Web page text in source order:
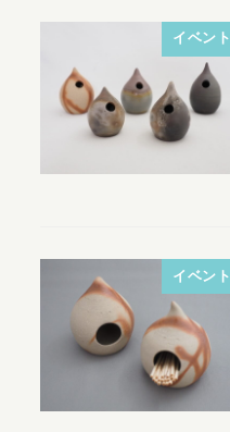
イベント
イベント